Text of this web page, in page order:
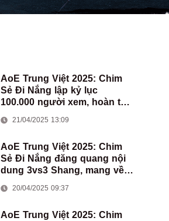
AoE Trung Việt 2025: Chim
Sẻ Đi Nắng lập kỷ lục
100.000 người xem, hoàn tất
Việt Nam
21/04/2025 13:09
AoE Trung Việt 2025: Chim
Sẻ Đi Nắng đăng quang nội
dung 3vs3 Shang, mang về
đoàn AoE Việt Nam
20/04/2025 09:37
AoE Trung Việt 2025: Chim